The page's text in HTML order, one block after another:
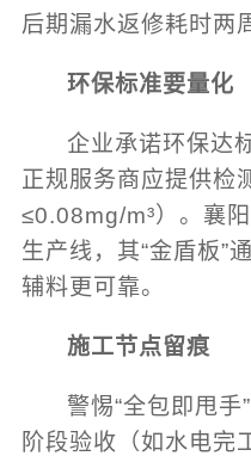
后期漏水返修耗时两
环保标准要量化
企业承诺环保达
正规服务商应提供检
≤0.08mg/m³）。襄
生产线，其“金盾板”
辅料更可靠。
施工节点留痕
警惕“全包即甩手
阶段验收（如水电完